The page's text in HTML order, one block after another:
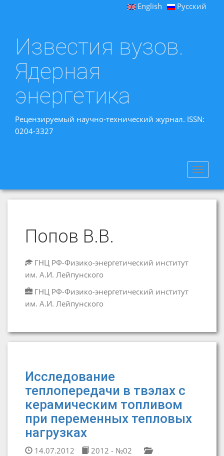
English Русский
Известия вузов.
Ядерная
энергетика
Рецензируемый научно-технический журнал. ISSN:
0204-3327
Toggle
Попов В.В.
ГНЦ РФ-Физико-энергетический институт
им. А.И. Лейпунского
ГНЦ РФ-Физико-энергетический институт
им. А.И. Лейпунского
Исследование
теплопередачи в твэлах с
керамическим топливом
при переменных тепловых
нагрузках
14.07.2012
2012 - №02